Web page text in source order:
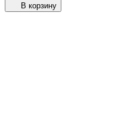
В корзину